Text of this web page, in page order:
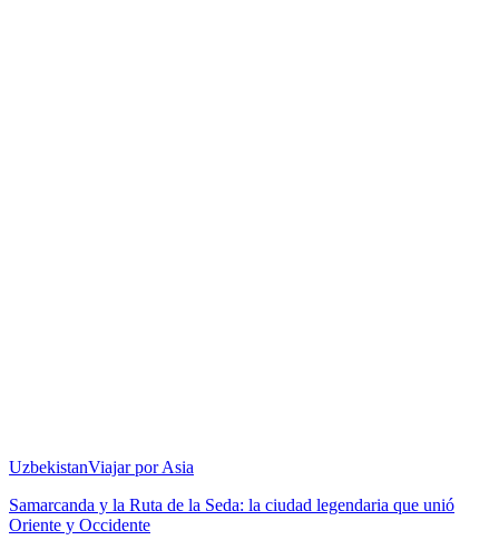
UzbekistanViajar por Asia
Samarcanda y la Ruta de la Seda: la ciudad legendaria que unió
Oriente y Occidente